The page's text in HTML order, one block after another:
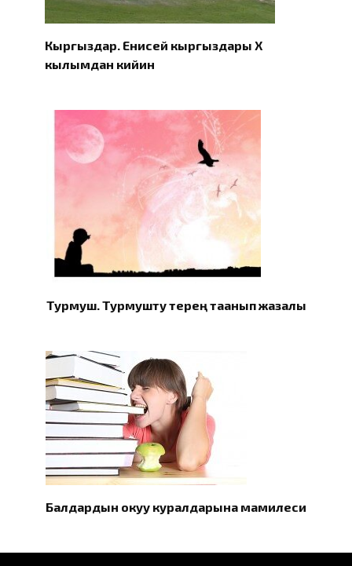
Кыргыздар. Eнисей кыргыздары X
кылымдан кийин
Турмуш. Турмушту терең таанып жазалы
Балдардын окуу куралдарына мамилеси